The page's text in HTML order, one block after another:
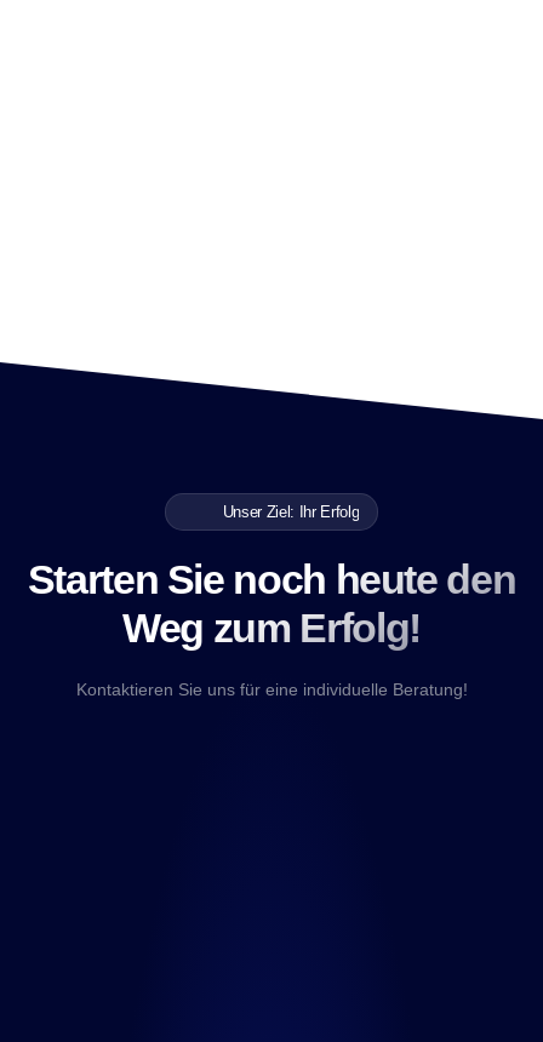
Unser Ziel: Ihr Erfolg
Starten Sie noch heute den
Weg zum Erfolg!
Kontaktieren Sie uns für eine individuelle Beratung!